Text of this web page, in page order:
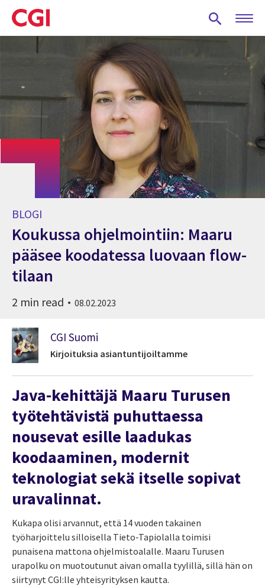
Skip
to
main
BLOGI
Koukussa ohjelmointiin: Maaru
pääsee koodatessa luovaan flow-
tilaan
2 min read 08.02.2023
CGI Suomi
Kirjoituksia asiantuntijoiltamme
Java-kehittäjä Maaru Turusen
työtehtävistä puhuttaessa
nousevat esille laadukas
koodaaminen, modernit
teknologiat sekä itselle sopivat
uravalinnat.
Kukapa olisi arvannut, että 14 vuoden takainen
työharjoittelu silloisella Tieto-Tapiolalla toimisi
punaisena mattona ohjelmistoalalle. Maaru Turusen
urapolku on muotoutunut aivan omalla tyylillä, sillä hän on
siirtynyt CGI:lle yhteisyrityksen kautta.